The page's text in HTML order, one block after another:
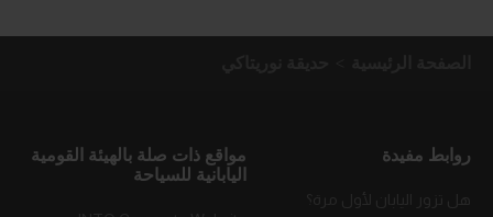
روابط مفيدة
مواقع ذات صلة بالهيئة القومية
اليابانية للسياحة